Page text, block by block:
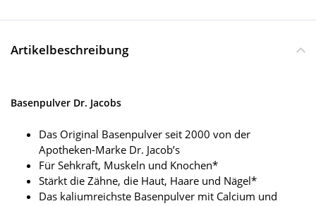
Artikelbeschreibung
Basenpulver Dr. Jacobs
Das Original Basenpulver seit 2000 von der
Apotheken-Marke Dr. Jacob’s
Für Sehkraft, Muskeln und Knochen*
Stärkt die Zähne, die Haut, Haare und Nägel*
Das kaliumreichste Basenpulver mit Calcium und